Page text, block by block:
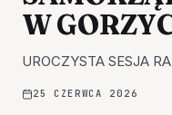
W
UROCZYSTA SESJA
25 CZERWCA 2026